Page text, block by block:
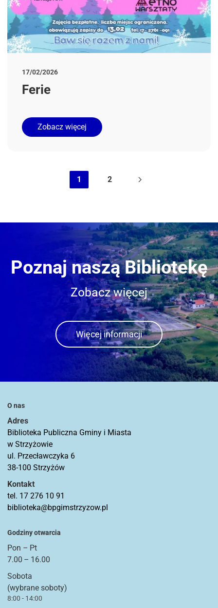
17/02/2026
Ferie
Zobacz więcej
1 2
Poznaj naszą Bibliotekę
Zobacz więcej
Więcej informacji
O nas
Adres
Biblioteka Publiczna Gminy i Miasta
w Strzyżowie
ul. Przecławczyka 6
38-100 Strzyżów
Kontakt
tel. 17 276 10 91
biblioteka@bpgimstrzyzow.pl
Godziny otwarcia
Pon – Pt
7.00 – 16.00
Sobota
(wybrane soboty)
8:00 - 14:00